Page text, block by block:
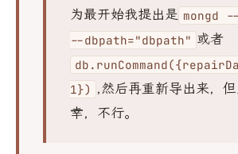
为最开始我提出是 mongd
--dbpath="dbpath" 或者
1}) ,然后再重新导出来，
幸，不行。